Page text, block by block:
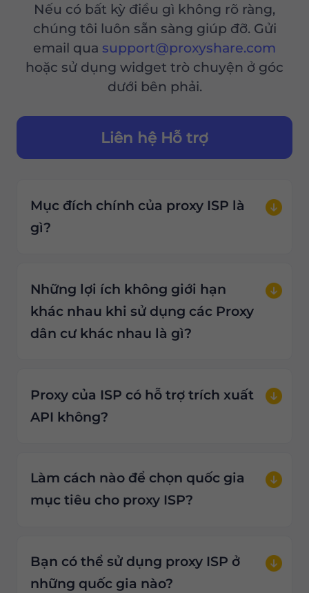
Nếu có bất kỳ điều gì không rõ ràng,
chúng tôi luôn sẵn sàng giúp đỡ. Gửi
email qua support@proxyshare.com
hoặc sử dụng widget trò chuyện ở góc
dưới bên phải.
Liên hệ Hỗ trợ
Mục đích chính của proxy ISP là
gì?
Những lợi ích không giới hạn
khác nhau khi sử dụng các Proxy
dân cư khác nhau là gì?
Proxy của ISP có hỗ trợ trích xuất
API không?
Làm cách nào để chọn quốc gia
mục tiêu cho proxy ISP?
Bạn có thể sử dụng proxy ISP ở
những quốc gia nào?